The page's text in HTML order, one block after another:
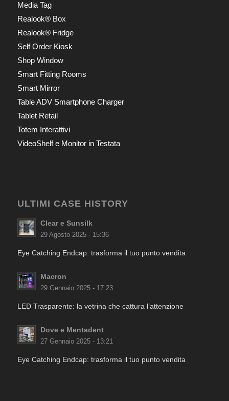
Media Tag
Realook® Box
Realook® Fridge
Self Order Kiosk
Shop Window
Smart Fitting Rooms
Smart Mirror
Table ADV Smartphone Charger
Tablet Retail
Totem Interattivi
VideoShelf e Monitor in Testata
ULTIMI CASE HISTORY
Clear e Sunsilk
29 Agosto 2025 - 15:36
Eye Catching Endcap: trasforma il tuo punto vendita
Macron
29 Gennaio 2025 - 17:23
LED Trasparente: la vetrina che cattura l’attenzione
Dove e Mentadent
27 Gennaio 2025 - 13:21
Eye Catching Endcap: trasforma il tuo punto vendita